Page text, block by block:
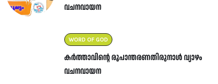
വചനവായന
WORD OF GOD
കർത്താവിന്റെ രൂപാന്തരണതിരുനാൾ വ്യാഴം
വചനവായന